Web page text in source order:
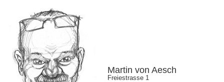
Martin von Aesch
Freiestrasse 1